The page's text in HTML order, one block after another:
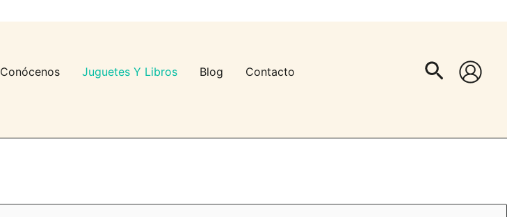
Conócenos Juguetes Y Libros Blog Contacto Buscar